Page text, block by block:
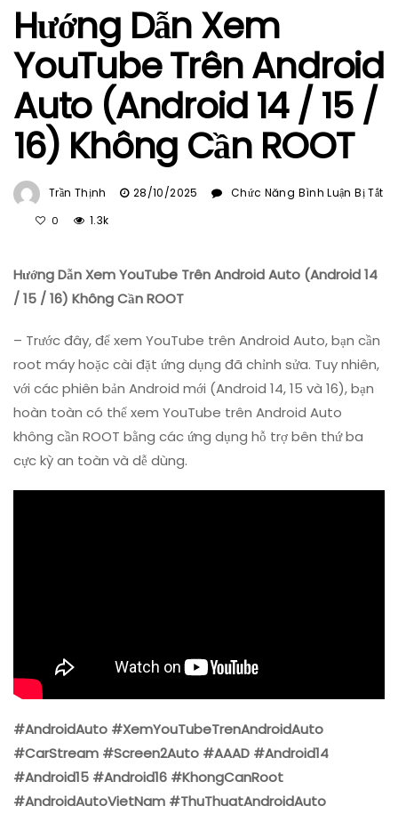
Hướng Dẫn Xem
YouTube Trên Android
Auto (Android 14 / 15 /
16) Không Cần ROOT
Trần Thịnh 28/10/2025
Chức Năng Bình Luận Bị Tắt
Xem
YouTube
Android
(Android
14
/
15
16)
Không
0 1.3k
Hướng Dẫn Xem YouTube Trên Android Auto (Android 14
/ 15 / 16) Không Cần ROOT
– Trước đây, để xem YouTube trên Android Auto, bạn cần
root máy hoặc cài đặt ứng dụng đã chỉnh sửa. Tuy nhiên,
với các phiên bản Android mới (Android 14, 15 và 16), bạn
hoàn toàn có thể xem YouTube trên Android Auto
không cần ROOT bằng các ứng dụng hỗ trợ bên thứ ba
cực kỳ an toàn và dễ dùng.
#AndroidAuto #XemYouTubeTrenAndroidAuto
#CarStream #Screen2Auto #AAAD #Android14
#Android15 #Android16 #KhongCanRoot
#AndroidAutoVietNam #ThuThuatAndroidAuto